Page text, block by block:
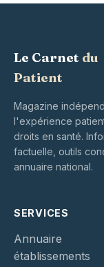
Le Carnet du
Patient
Magazine
l'expérience
droits en santé.
factuelle, outils
annuaire national.
SERVICES
Annuaire
établissements